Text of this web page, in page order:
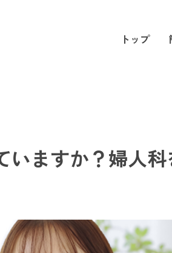
トップ
いますか？婦人科